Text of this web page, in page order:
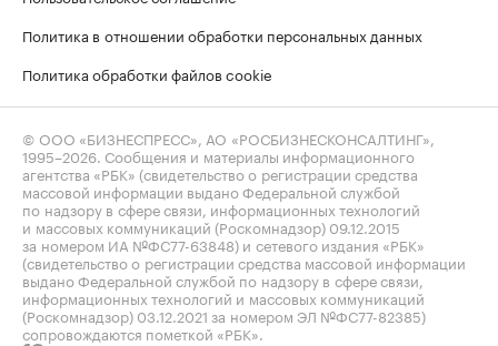
Политика в отношении обработки персональных данных
Политика обработки файлов cookie
© ООО «БИЗНЕСПРЕСС», АО «РОСБИЗНЕСКОНСАЛТИНГ»,
1995–2026. Сообщения и материалы информационного
агентства «РБК» (свидетельство о регистрации средства
массовой информации выдано Федеральной службой
по надзору в сфере связи, информационных технологий
и массовых коммуникаций (Роскомнадзор) 09.12.2015
за номером ИА №ФС77-63848) и сетевого издания «РБК»
(свидетельство о регистрации средства массовой информации
выдано Федеральной службой по надзору в сфере связи,
информационных технологий и массовых коммуникаций
(Роскомнадзор) 03.12.2021 за номером ЭЛ №ФС77-82385)
сопровождаются пометкой «РБК».